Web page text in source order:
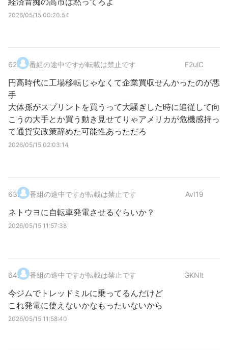
2026/05/15 00:20:54
62. 番組の途中ですが転載は禁止です F2ulC
円高時代に工場移転じゃなくて企業買収せんかったのが悪
手
大体孫がスプリントを買うって大騒ぎした時に追従して向
こうの大手とか買う動き見せてりゃアメリカが危機感持っ
て通貨安政策辞めた可能性あっただろ
2026/05/15 02:03:14
63. 番組の途中ですが転載は禁止です AvI19
ネトウヨに自転車発電させるぐらいか？
2026/05/15 11:57:38
64. 番組の途中ですが転載は禁止です GKNlt
今ジムでトレッドミルに乗ってるんだけど
これ発電に使えないかなもったいないから
2026/05/15 11:58:40